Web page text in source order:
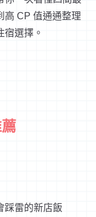
高 CP 值通通整理
選擇。
踩雷的新店飯